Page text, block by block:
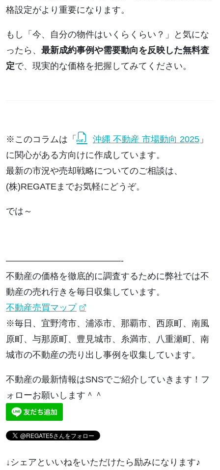
格設定がより重要になります。
もし「今、自分の物件はいくらくらい？」と気にな
ったら、 最新成約事例や需要動向を反映した無料査
定で、現実的な価格を把握してみてください。
※このコラムは「 沖縄 不動産 市場動向 2025」
に関心がある方向けに作成しています。
最新の市況や売却戦略についてのご相談は、
(株)REGATEまでお気軽にどうぞ。
では～
—————————————-
不動産の価格を徹底的に調査するために弊社では不
動産の売れ行きを毎日収集しています。
不動産売買マップ
※毎日、宜野湾市、浦添市、那覇市、西原町、南風
原町、与那原町、豊見城市、糸満市、八重瀬町、南
城市の不動産の売り出し事例を収集しています。
不動産の最新情報はSNSでご紹介していきます！フ
ォローお願いします＾＾
↓シェアといいねをいただけたら励みになります♪